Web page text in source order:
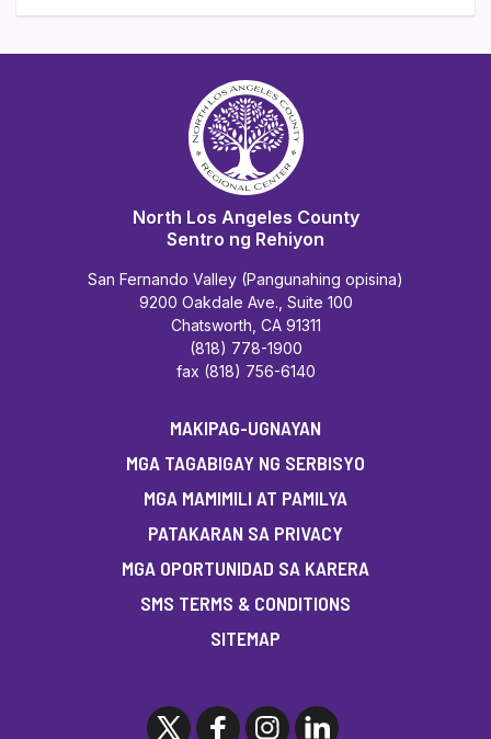
North Los Angeles County
Sentro ng Rehiyon
San Fernando Valley (Pangunahing opisina)
9200 Oakdale Ave., Suite 100
Chatsworth, CA 91311
(818) 778-1900
fax (818) 756-6140
MAKIPAG-UGNAYAN
MGA TAGABIGAY NG SERBISYO
MGA MAMIMILI AT PAMILYA
PATAKARAN SA PRIVACY
MGA OPORTUNIDAD SA KARERA
SMS TERMS & CONDITIONS
SITEMAP